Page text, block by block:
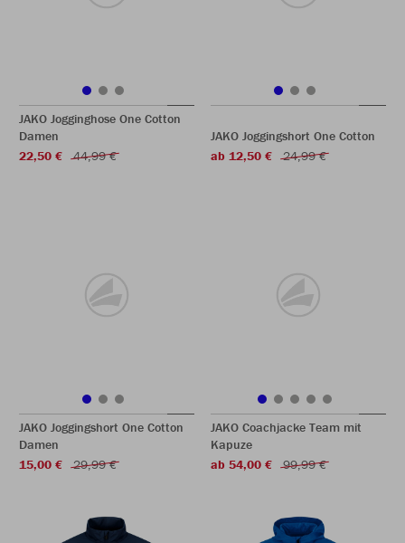
JAKO Jogginghose One Cotton
Damen
22,50 €
44,99 €
JAKO Joggingshort One Cotton
ab 12,50 €
24,99 €
JAKO Joggingshort One Cotton
Damen
15,00 €
29,99 €
JAKO Coachjacke Team mit
Kapuze
ab 54,00 €
99,99 €